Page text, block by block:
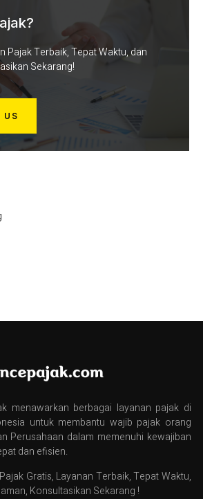
Pajak Terbaik, Tepat Waktu, dan
Sekarang!
US
menawarkan berbagai layanan pajak di
untuk membantu wajib pajak orang
Perusahaan dalam memenuhi kewajiban
dan efisien.
Gratis, Layanan Terbaik, Tepat Waktu,
Konsultasikan Sekarang !